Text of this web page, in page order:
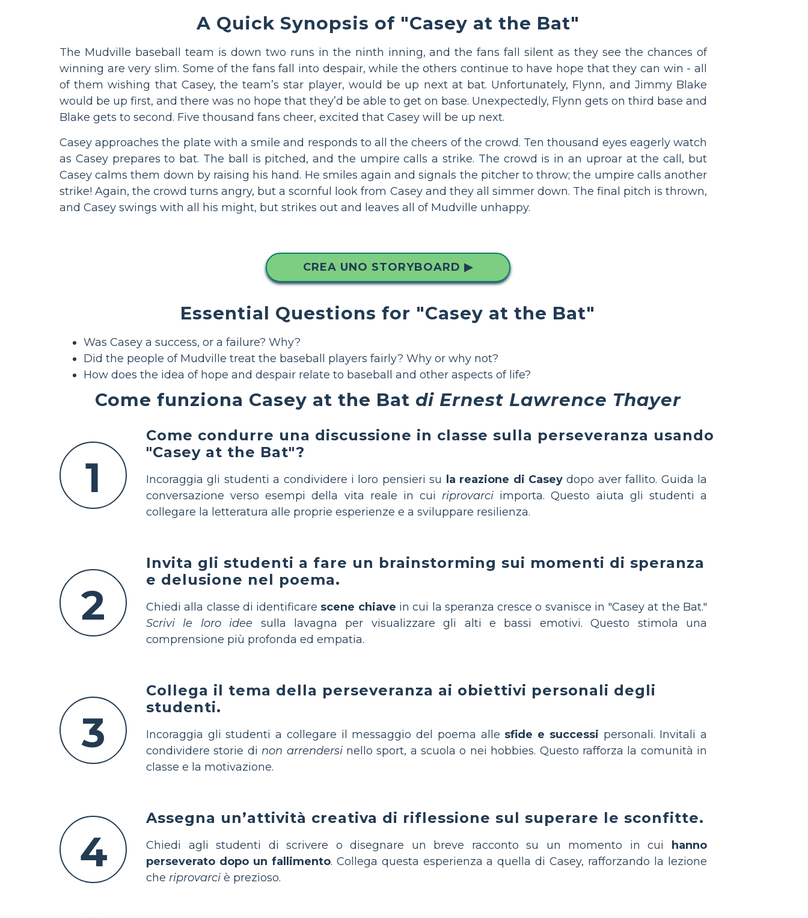
A Quick Synopsis of "Casey at the Bat"
The Mudville baseball team is down two runs in the ninth inning, and the fans fall silent as they see the chances of
winning are very slim. Some of the fans fall into despair, while the others continue to have hope that they can win - all
of them wishing that Casey, the team’s star player, would be up next at bat. Unfortunately, Flynn, and Jimmy Blake
would be up first, and there was no hope that they’d be able to get on base. Unexpectedly, Flynn gets on third base and
Blake gets to second. Five thousand fans cheer, excited that Casey will be up next.
Casey approaches the plate with a smile and responds to all the cheers of the crowd. Ten thousand eyes eagerly watch
as Casey prepares to bat. The ball is pitched, and the umpire calls a strike. The crowd is in an uproar at the call, but
Casey calms them down by raising his hand. He smiles again and signals the pitcher to throw; the umpire calls another
strike! Again, the crowd turns angry, but a scornful look from Casey and they all simmer down. The final pitch is thrown,
and Casey swings with all his might, but strikes out and leaves all of Mudville unhappy.
CREA UNO STORYBOARD ▶
Essential Questions for "Casey at the Bat"
Was Casey a success, or a failure? Why?
Did the people of Mudville treat the baseball players fairly? Why or why not?
How does the idea of hope and despair relate to baseball and other aspects of life?
Come funziona Casey at the Bat di Ernest Lawrence Thayer
1
Come condurre una discussione in classe sulla perseveranza usando
"Casey at the Bat"?
Incoraggia gli studenti a condividere i loro pensieri su la reazione di Caseydopo aver fallito. Guida la
conversazione verso esempi della vita reale in cui riprovarci importa. Questo aiuta gli studenti a
collegare la letteratura alle proprie esperienze e a sviluppare resilienza.
2
Invita gli studenti a fare un brainstorming sui momenti di speranza
e delusione nel poema.
Chiedi alla classe di identificare scene chiave in cui la speranza cresce o svanisce in "Casey at the Bat."
Scrivi le loro idee sulla lavagna per visualizzare gli alti e bassi emotivi. Questo stimola una
comprensione più profonda ed empatia.
3
Collega il tema della perseveranza ai obiettivi personali degli
studenti.
Incoraggia gli studenti a collegare il messaggio del poema alle sfide e successi personali. Invitali a
condividere storie di non arrendersinello sport, a scuola o nei hobbies. Questo rafforza la comunità in
classe e la motivazione.
4
Assegna un’attività creativa di riflessione sul superare le sconfitte.
Chiedi agli studenti di scrivere o disegnare un breve racconto su un momento in cui
hanno
perseverato dopo un fallimento. Collega questa esperienza a quella di Casey, rafforzando la lezione
che riprovarci è prezioso.